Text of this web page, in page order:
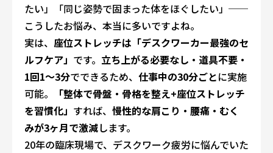
たい」「同じ姿勢で固まった体をほぐしたい」──
こうしたお悩み、本当に多いですよね。
実は、 座位ストレッチは「デスクワーカー最強のセ
ルフケア」 です。 立ち上がる必要なし・道具不要・
1回1〜3分でできるため、 仕事中の30分ごとに実施
可能。
「整体で骨盤・骨格を整え+座位ストレッチ
を習慣化」 すれば、 慢性的な肩こり・腰痛・むく
みが3ヶ月で激減します。
20年の臨床現場で、デスクワーク疲労に悩んでいた